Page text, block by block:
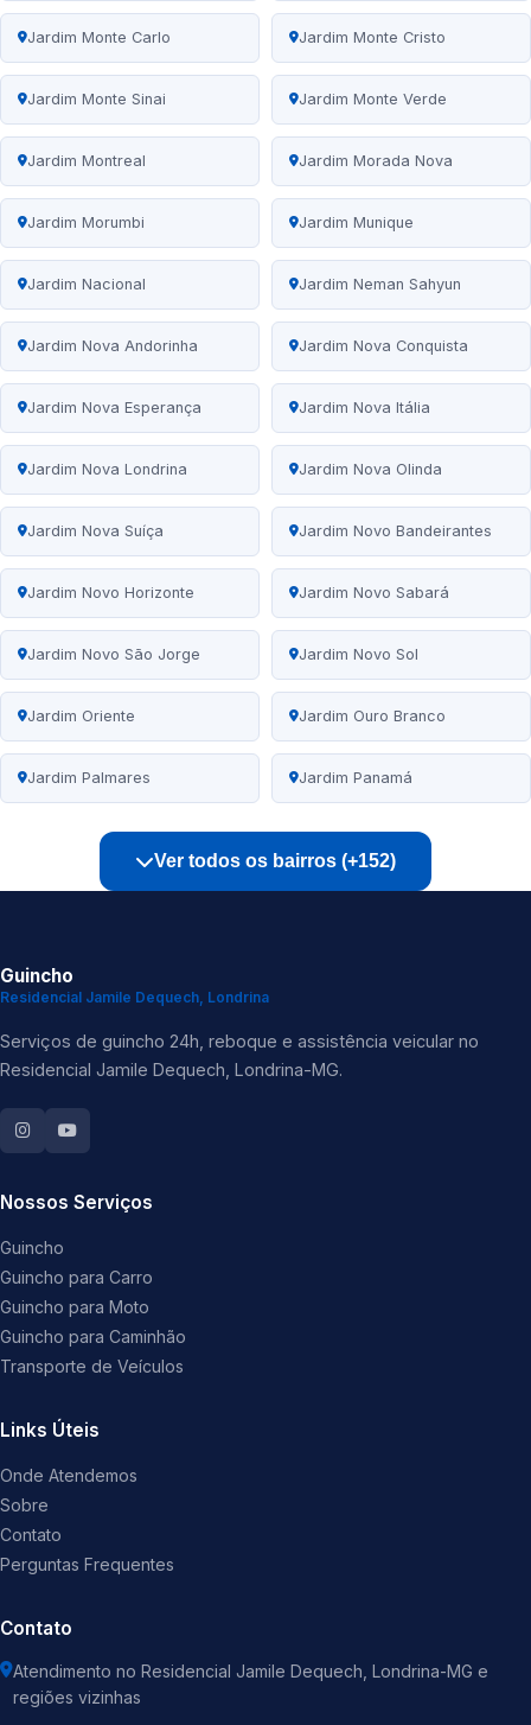
Jardim Monte Carlo Jardim Monte Cristo
Jardim Monte Sinai Jardim Monte Verde
Jardim Montreal Jardim Morada Nova
Jardim Morumbi Jardim Munique
Jardim Nacional Jardim Neman Sahyun
Jardim Nova Andorinha Jardim Nova Conquista
Jardim Nova Esperança Jardim Nova Itália
Jardim Nova Londrina Jardim Nova Olinda
Jardim Nova Suíça Jardim Novo Bandeirantes
Jardim Novo Horizonte Jardim Novo Sabará
Jardim Novo São Jorge Jardim Novo Sol
Jardim Oriente Jardim Ouro Branco
Jardim Palmares Jardim Panamá
Ver todos os bairros (+152)
Guincho
Residencial Jamile Dequech, Londrina
Serviços de guincho 24h, reboque e assistência veicular no
Residencial Jamile Dequech, Londrina-MG.
Nossos Serviços
Guincho
Guincho para Carro
Guincho para Moto
Guincho para Caminhão
Transporte de Veículos
Links Úteis
Onde Atendemos
Sobre
Contato
Perguntas Frequentes
Contato
Atendimento no Residencial Jamile Dequech, Londrina-MG e
regiões vizinhas